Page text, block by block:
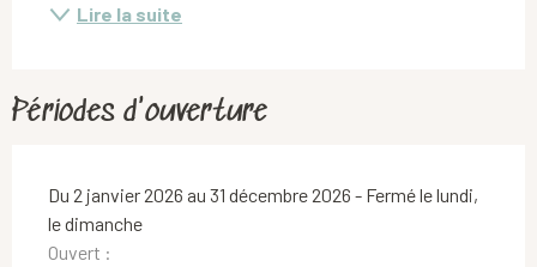
Lire la suite
Périodes d'ouverture
Du 2 janvier 2026 au 31 décembre 2026 - Fermé le lundi,
le dimanche
Ouvert :